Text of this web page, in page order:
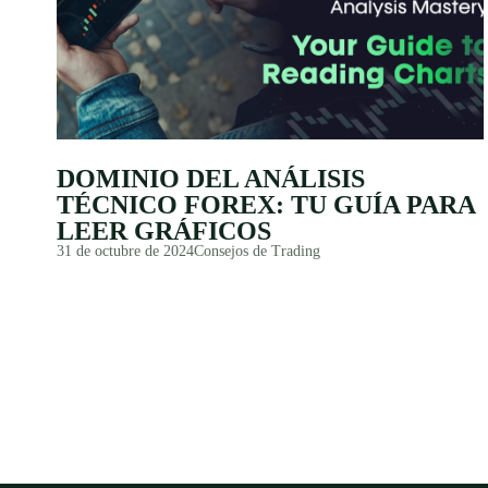
DOMINIO DEL ANÁLISIS
TÉCNICO FOREX: TU GUÍA PARA
LEER GRÁFICOS
31 de octubre de 2024Consejos de Trading